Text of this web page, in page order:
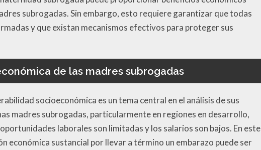
subrogadas. Sin embargo, esto requiere garantizar que todas
y que existan mecanismos efectivos para proteger sus
de las madres subrogadas
socioeconómica es un tema central en el análisis de sus
madres subrogadas, particularmente en regiones en desarrollo,
laborales son limitadas y los salarios son bajos. En este
económica sustancial por llevar a término un embarazo puede ser